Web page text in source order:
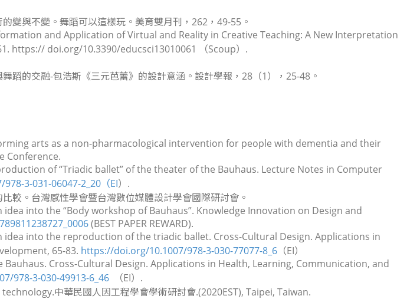
變與不變。舞蹈可以這樣玩。 美育雙月刊， 262 ，49-55。
and Application of Virtual and Reality in Creative Teaching: A New Interpretation
https:// doi.org/10.3390/educsci13010061 （Scoup）.
蹈的交融-包浩斯《三元芭蕾》的設計意涵。設計學報，28（1），25-48。
arts as a non-pharmacological intervention for people with dementia and their
Conference.
of “Triadic ballet” of the theater of the Bauhaus. Lecture Notes in Computer
3-031-06047-2_20（EI）.
較。 台灣感性學會暨台灣數位媒體設計學會國際研討會。
into the “Body workshop of Bauhaus”. Knowledge Innovation on Design and
(BEST PAPER REWARD).
idea into the reproduction of the triadic ballet. Cross-Cultural Design. Applications in
, 65-83. https://doi.org/10.1007/978-3-030-77077-8_6 （EI）
Bauhaus. Cross-Cultural Design. Applications in Health, Learning, Communication, and
978-3-030-49913-6_46 （EI）.
中華民國人因工程學會學術研討會.(2020EST), Taipei, Taiwan.